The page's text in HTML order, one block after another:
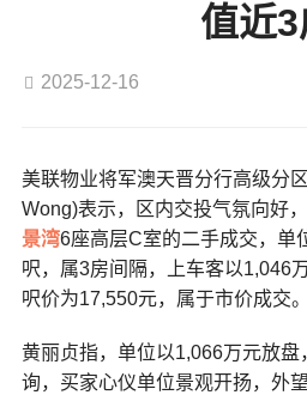
值近
2025-12-16
美联物业将军澳天晋分行高级分
Wong)表示，区内交投气氛向好
景湾6座高层C室的二手成交，单
呎，属3房间隔，上车客以1,046
呎价为17,550元，属于市价成交。
黄丽贞指，单位以1,066万元放
询，买家心仪单位景观开扬，外